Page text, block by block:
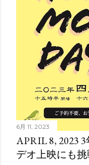
6月 11, 2023
APRIL 8, 2023
デオ上映にも挑